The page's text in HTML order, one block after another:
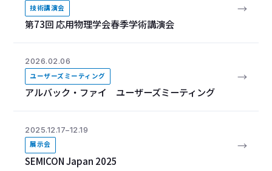
技術講演会
第73回 応用物理学会春季学術講演会
→
2026.02.06
ユーザーズミーティング
アルバック・ファイ ユーザーズミーティング
→
2025.12.17–12.19
展示会
SEMICON Japan 2025
→